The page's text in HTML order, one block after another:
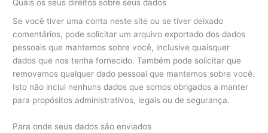
Quais os seus direitos sobre seus dados
Se você tiver uma conta neste site ou se tiver deixado
comentários, pode solicitar um arquivo exportado dos dados
pessoais que mantemos sobre você, inclusive quaisquer
dados que nos tenha fornecido. Também pode solicitar que
removamos qualquer dado pessoal que mantemos sobre você.
Isto não inclui nenhuns dados que somos obrigados a manter
para propósitos administrativos, legais ou de segurança.
Para onde seus dados são enviados